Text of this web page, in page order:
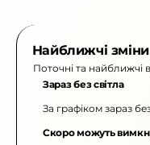
Найближчі зміни
Поточні та найближчі
Зараз без світла
За графіком зараз
Скоро можуть